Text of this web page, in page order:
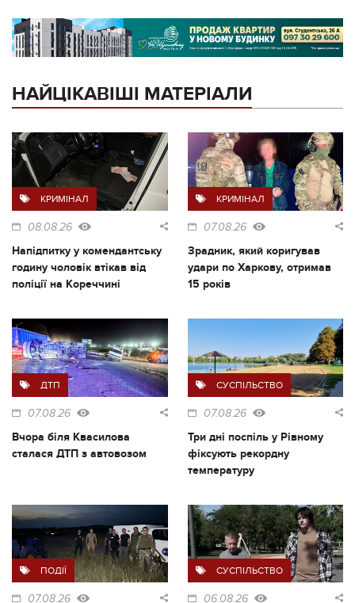
НАЙЦІКАВІШІ МАТЕРІАЛИ
КРИМІНАЛ
08.08.26
Напідпитку у комендантську
годину чоловік втікав від
поліції на Кореччині
КРИМІНАЛ
07.08.26
Зрадник, який коригував
удари по Харкову, отримав
15 років
ДТП
07.08.26
Вчора біля Квасилова
сталася ДТП з автовозом
СУСПІЛЬСТВО
07.08.26
Три дні поспіль у Рівному
фіксують рекордну
температуру
ПОДІЇ
07.08.26
СУСПІЛЬСТВО
06.08.26